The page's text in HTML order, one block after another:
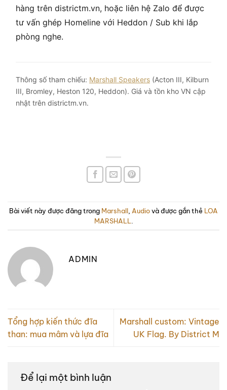
hàng trên districtm.vn, hoặc liên hệ Zalo để được
tư vấn ghép Homeline với Heddon / Sub khi lắp
phòng nghe.
Thông số tham chiếu: Marshall Speakers (Acton III, Kilburn
III, Bromley, Heston 120, Heddon). Giá và tồn kho VN cập
nhật trên districtm.vn.
Bài viết này được đăng trong Marshall Audiovà được gắn thẻ LOA
MARSHALL
ADMIN
Tổng hợp kiến thức đĩa
than: mua mâm và lựa đĩa
Marshall custom: Vintage
UK Flag. By District M
Để lại một bình luận